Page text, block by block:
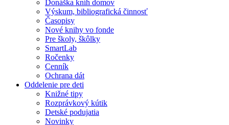
Donáška kníh domov
Výskum, bibliografická činnosť
Časopisy
Nové knihy vo fonde
Pre školy, škôlky
SmartLab
Ročenky
Cenník
Ochrana dát
Oddelenie pre deti
Knižné tipy
Rozprávkový kútik
Detské podujatia
Novinky